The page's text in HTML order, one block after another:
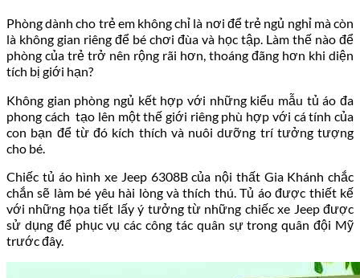
Phòng dành cho trẻ em không chỉ là nơi để trẻ ngủ nghỉ mà còn
là không gian riêng để bé chơi đùa và học tập. Làm thế nào để
phòng của trẻ trở nên rộng rãi hơn, thoáng đãng hơn khi diện
tích bị giới hạn?
Không gian phòng ngủ kết hợp với những kiểu mẫu tủ áo đa
phong cách tạo lên một thế giới riêng phù hợp với cá tính của
con bạn để từ đó kích thích và nuôi dưỡng trí tưởng tượng
cho bé.
Chiếc tủ áo hình xe Jeep 6308B của nội thất Gia Khánh chắc
chắn sẽ làm bé yêu hài lòng và thích thú. Tủ áo được thiết kế
với những họa tiết lấy ý tưởng từ những chiếc xe Jeep được
sử dụng để phục vụ các công tác quân sự trong quân đội Mỹ
trước đây.